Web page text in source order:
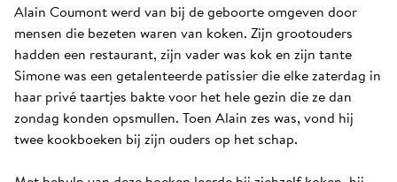
Alain Coumont werd van bij de geboorte omgeven door
mensen die bezeten waren van koken. Zijn grootouders
hadden een restaurant, zijn vader was kok en zijn tante
Simone was een getalenteerde patissier die elke zaterdag in
haar privé taartjes bakte voor het hele gezin die ze dan
zondag konden opsmullen. Toen Alain zes was, vond hij
twee kookboeken bij zijn ouders op het schap.